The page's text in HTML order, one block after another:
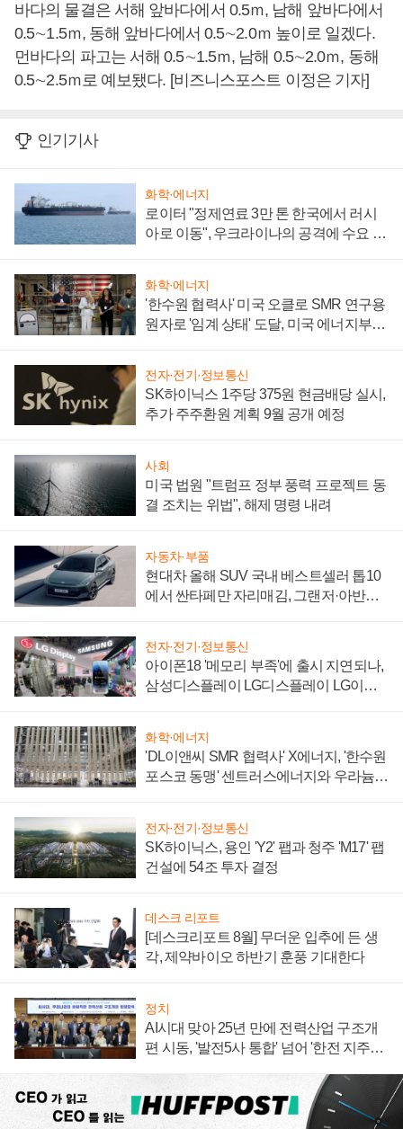
바다의 물결은 서해 앞바다에서 0.5ｍ, 남해 앞바다에서
0.5∼1.5ｍ, 동해 앞바다에서 0.5∼2.0ｍ 높이로 일겠다.
먼바다의 파고는 서해 0.5∼1.5ｍ, 남해 0.5∼2.0ｍ, 동해
0.5∼2.5ｍ로 예보됐다. [비즈니스포스트 이정은 기자]
인기기사
화학·에너지
로이터 "정제연료 3만 톤 한국에서 러시
아로 이동", 우크라이나의 공격에 수요 늘
화학·에너지
'한수원 협력사' 미국 오클로 SMR 연구용
원자로 '임계 상태' 도달, 미국 에너지부
전자·전기·정보통신
SK하이닉스 1주당 375원 현금배당 실시,
추가 주주환원 계획 9월 공개 예정
사회
미국 법원 "트럼프 정부 풍력 프로젝트 동
결 조치는 위법", 해제 명령 내려
자동차·부품
현대차 올해 SUV 국내 베스트셀러 톱10
에서 싼타페만 자리매김, 그랜저·아반떼
전자·전기·정보통신
아이폰18 '메모리 부족'에 출시 지연되나,
삼성디스플레이 LG디스플레이 LG이노
화학·에너지
'DL이앤씨 SMR 협력사' X에너지, '한수원
포스코 동맹' 센트러스에너지와 우라늄
전자·전기·정보통신
SK하이닉스, 용인 'Y2' 팹과 청주 'M17' 팹
건설에 54조 투자 결정
데스크 리포트
[데스크리포트 8월] 무더운 입추에 든 생
각, 제약바이오 하반기 훈풍 기대한다
정치
AI시대 맞아 25년 만에 전력산업 구조개
편 시동, '발전5사 통합' 넘어 '한전 지주사'